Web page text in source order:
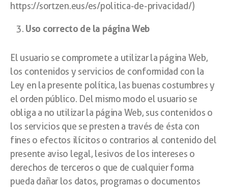
https://sortzen.eus/es/politica-de-privacidad/)
Uso correcto de la página Web
El usuario se compromete a utilizar la página Web,
los contenidos y servicios de conformidad con la
Ley en la presente política, las buenas costumbres y
el orden público. Del mismo modo el usuario se
obliga a no utilizar la página Web, sus contenidos o
los servicios que se presten a través de ésta con
fines o efectos ilícitos o contrarios al contenido del
presente aviso legal, lesivos de los intereses o
derechos de terceros o que de cualquier forma
pueda dañar los datos, programas o documentos